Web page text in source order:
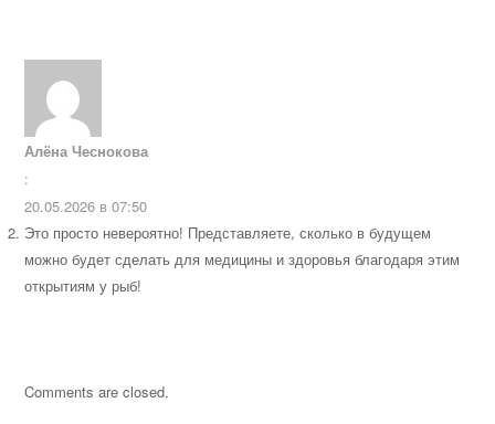
Алёна Чеснокова
:
20.05.2026 в 07:50
Это просто невероятно! Представляете, сколько в будущем
можно будет сделать для медицины и здоровья благодаря этим
открытиям у рыб!
Comments are closed.